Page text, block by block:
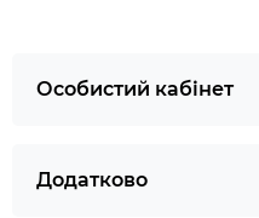
Особистий кабінет
Додатково